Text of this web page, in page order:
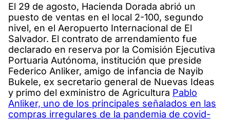
El 29 de agosto, Hacienda Dorada abrió un
puesto de ventas en el local 2-100, segundo
nivel, en el Aeropuerto Internacional de El
Salvador. El contrato de arrendamiento fue
declarado en reserva por la Comisión Ejecutiva
Portuaria Autónoma, institución que preside
Federico Anliker, amigo de infancia de Nayib
Bukele, ex secretario general de Nuevas Ideas
y primo del exministro de Agricultura Pablo
Anliker, uno de los principales señalados en las
compras irregulares de la pandemia de covid-